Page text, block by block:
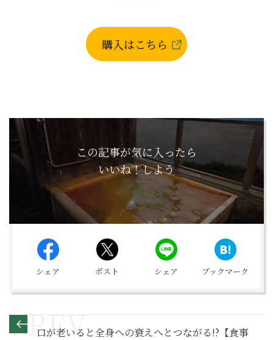
購入はこちら
この記事が気に入ったら
いいね！しよう
シェア ポスト シェア ブックマーク
口が老いると全身への衰えへとつながる!?【食事